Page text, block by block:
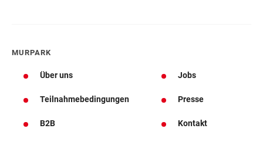
MURPARK
Über uns Jobs
Teilnahmebedingungen Presse
B2B Kontakt